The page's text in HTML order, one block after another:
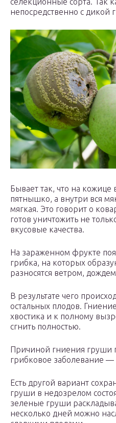
непосредственно с дикой
Бывает так, что на кожице
пятнышко, а внутри вся
мягкая. Это говорит о
готов уничтожить не
вкусовые качества.
На зараженном фрукте
грибка, на которых
разносятся ветром,
В результате чего
остальных плодов.
хвостика и к полному
сгнить полностью.
Причиной гниения груши
грибковое заболевание —
Есть другой вариант
груши в недозрелом
зеленые груши
несколько дней можно